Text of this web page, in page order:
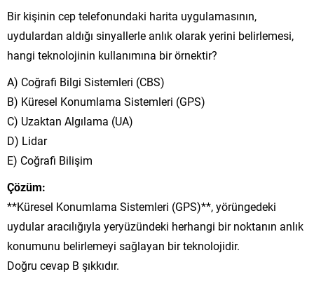
Bir kişinin cep telefonundaki harita uygulamasının,
uydulardan aldığı sinyallerle anlık olarak yerini belirlemesi,
hangi teknolojinin kullanımına bir örnektir?
A) Coğrafi Bilgi Sistemleri (CBS)
B) Küresel Konumlama Sistemleri (GPS)
C) Uzaktan Algılama (UA)
D) Lidar
E) Coğrafi Bilişim
Çözüm:
**Küresel Konumlama Sistemleri (GPS)**, yörüngedeki
uydular aracılığıyla yeryüzündeki herhangi bir noktanın anlık
konumunu belirlemeyi sağlayan bir teknolojidir.
Doğru cevap B şıkkıdır.